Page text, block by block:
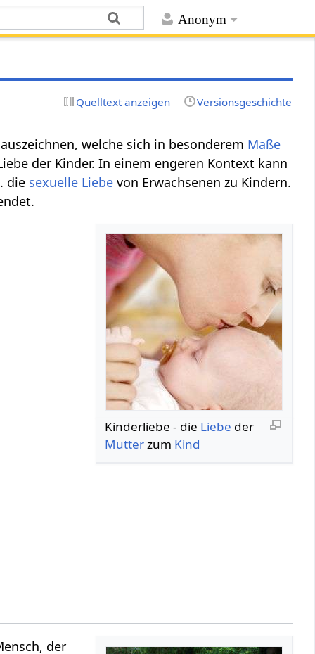
Anonym
Quelltext anzeigen Versionsgeschichte
welche sich in besonderem Maße
der Kinder. In einem engeren Kontext kann
die sexuelle Liebe von Erwachsenen zu Kindern.
Kinderliebe - die Liebe der
Mutterzum Kind
der